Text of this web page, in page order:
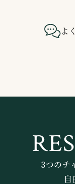
よ
3つのチ
自